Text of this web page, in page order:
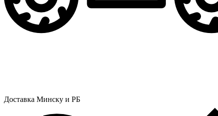
Доставка Минску и РБ